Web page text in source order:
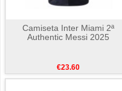
Camiseta Inter Miami 2ª
Authentic Messi 2025
€23.60